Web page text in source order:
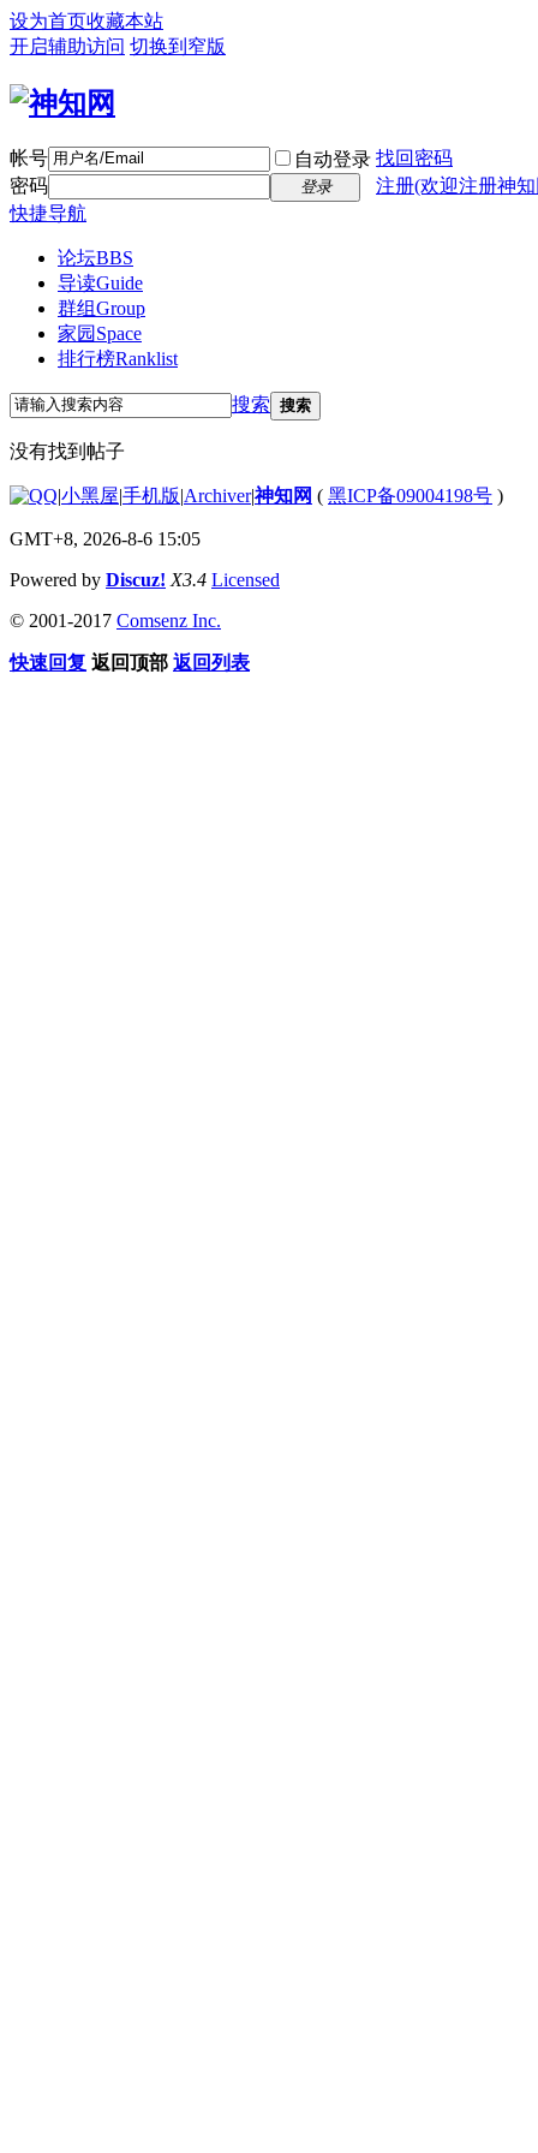
设为首页收藏本站
开启辅助访问 切换到窄版
帐号 自动登录 找回密码
密码
登录
注册(欢迎注册神
快捷导航
论坛BBS
导读Guide
群组Group
家园 Space
排行榜Ranklist
搜索 搜索
没有找到帖子
|小黑屋|手机版|Archiver|神知网 ( 黑ICP备09004198号 )
GMT+8, 2026-8-6 15:05
Powered by Discuz! X3.4 Licensed
© 2001-2017 Comsenz Inc.
快速回复 返回顶部 返回列表